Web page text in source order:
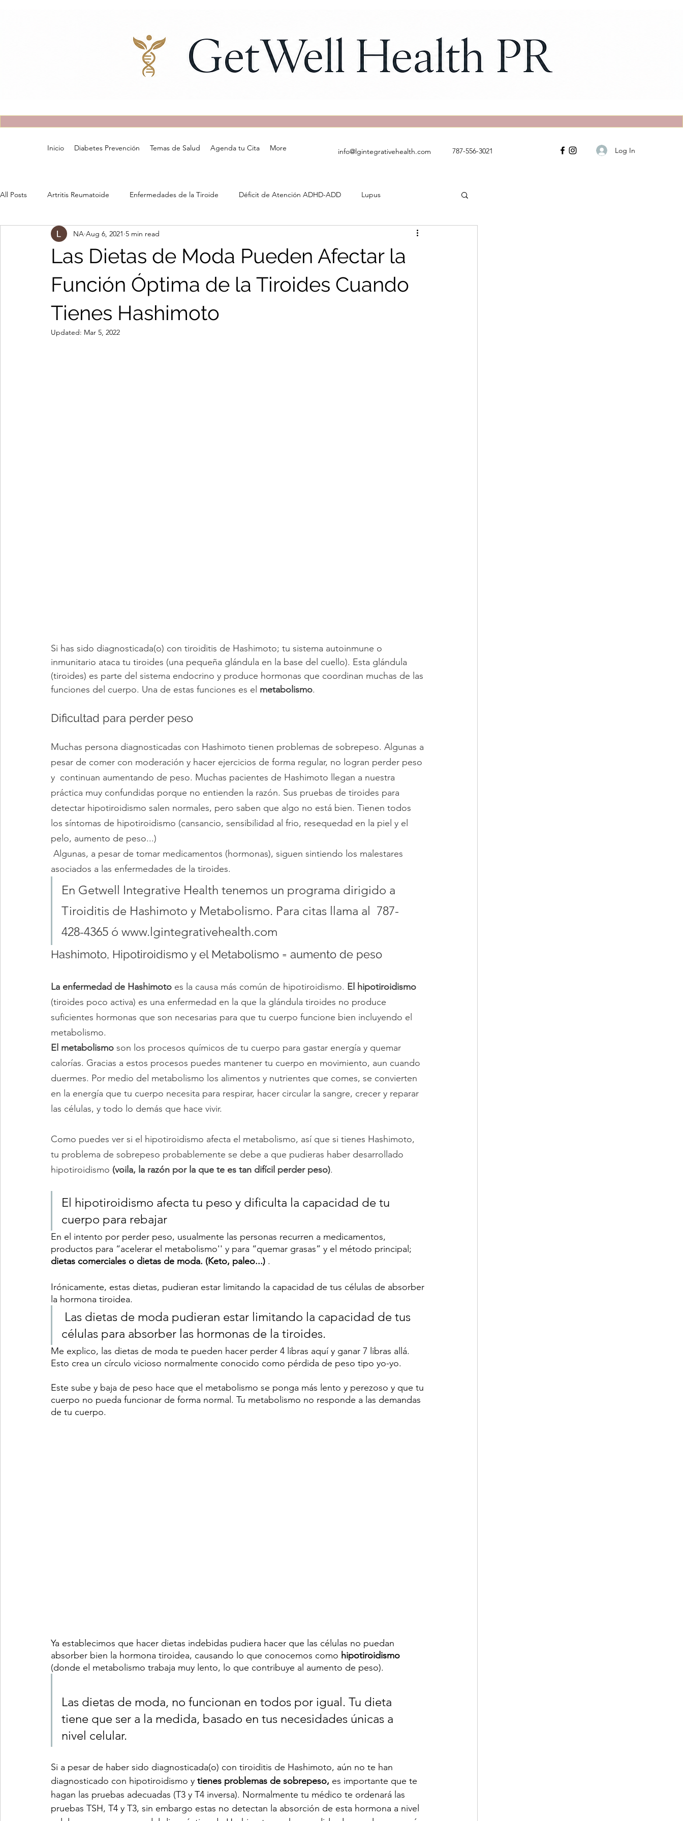
Inicio Diabetes Prevención Temas de Salud Agenda tu Cita More info@lgintegrativehealth.com 787-556-3021 Log In
All Posts Artritis Reumatoide Enfermedades de la Tiroide Déficit de Atención ADHD-ADD Lupus
Tiroiditis de Hashimoto Dandole la Batalla al Cancer
Las Dietas de Moda Pueden Afectar la
Función Óptima de la Tiroides Cuando
Tienes Hashimoto
NA Aug 6, 2021 5 min read
Updated: Mar 5, 2022
Si has sido diagnosticada(o) con tiroiditis de Hashimoto; tu sistema autoinmune o
inmunitario ataca tu tiroides (una pequeña glándula en la base del cuello). Esta glándula
(tiroides) es parte del sistema endocrino y produce hormonas que coordinan muchas de las
funciones del cuerpo. Una de estas funciones es el metabolismo.
Dificultad para perder peso
Muchas persona diagnosticadas con Hashimoto tienen problemas de sobrepeso. Algunas a
pesar de comer con moderación y hacer ejercicios de forma regular, no logran perder peso
y  continuan aumentando de peso. Muchas pacientes de Hashimoto llegan a nuestra
práctica muy confundidas porque no entienden la razón. Sus pruebas de tiroides para
detectar hipotiroidismo salen normales, pero saben que algo no está bien. Tienen todos
los síntomas de hipotiroidismo (cansancio, sensibilidad al frio, resequedad en la piel y el
pelo, aumento de peso...)
asociados a las enfermedades de la tiroides.
En Getwell Integrative Health tenemos un programa dirigido a
Tiroiditis de Hashimoto y Metabolismo. Para citas llama al  787-
428-4365 ó www.lgintegrativehealth.com
Hashimoto, Hipotiroidismo y el Metabolismo = aumento de peso
La enfermedad de Hashimoto es la causa más común de hipotiroidismo. El hipotiroidismo
(tiroides poco activa) es una enfermedad en la que la glándula tiroides no produce
suficientes hormonas que son necesarias para que tu cuerpo funcione bien incluyendo el
metabolismo.
El metabolismo son los procesos químicos de tu cuerpo para gastar energía y quemar
calorías. Gracias a estos procesos puedes mantener tu cuerpo en movimiento, aun cuando
duermes. Por medio del metabolismo los alimentos y nutrientes que comes, se convierten
en la energía que tu cuerpo necesita para respirar, hacer circular la sangre, crecer y reparar
las células, y todo lo demás que hace vivir.
Como puedes ver si el hipotiroidismo afecta el metabolismo, así que si tienes Hashimoto,
tu problema de sobrepeso probablemente se debe a que pudieras haber desarrollado
hipotiroidismo (voila, la razón por la que te es tan difícil perder peso).
El hipotiroidismo afecta tu peso y dificulta la capacidad de tu
cuerpo para rebajar
En el intento por perder peso, usualmente las personas recurren a medicamentos,
productos para “acelerar el metabolismo'' y para “quemar grasas” y el método principal;
dietas comerciales o dietas de moda. (Keto, paleo...) .
Irónicamente, estas dietas, pudieran estar limitando la capacidad de tus células de absorber
la hormona tiroidea.
células para absorber las hormonas de la tiroides.
Me explico, las dietas de moda te pueden hacer perder 4 libras aquí y ganar 7 libras allá.
Esto crea un círculo vicioso normalmente conocido como pérdida de peso tipo yo-yo.
Este sube y baja de peso hace que el metabolismo se ponga más lento y perezoso y que tu
cuerpo no pueda funcionar de forma normal. Tu metabolismo no responde a las demandas
de tu cuerpo.
Ya establecimos que hacer dietas indebidas pudiera hacer que las células no puedan
absorber bien la hormona tiroidea, causando lo que conocemos como hipotiroidismo
(donde el metabolismo trabaja muy lento, lo que contribuye al aumento de peso).
Las dietas de moda, no funcionan en todos por igual. Tu dieta
tiene que ser a la medida, basado en tus necesidades únicas a
nivel celular.
Si a pesar de haber sido diagnosticada(o) con tiroiditis de Hashimoto, aún no te han
diagnosticado con hipotiroidismo y tienes problemas de sobrepeso, es importante que te
hagan las pruebas adecuadas (T3 y T4 inversa). Normalmente tu médico te ordenará las
pruebas TSH, T4 y T3, sin embargo estas no detectan la absorción de esta hormona a nivel